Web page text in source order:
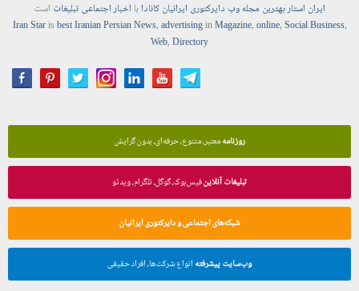
ایران استاربهترین مجلهوب دایرکتوری ایرانیان کانادابا اخباراجتماعیتبلیغات است
Iran Starisbest Iranian PersianNews,advertisinginMagazine,online,Social Business,
Web,Directory
روزنامهمعتبر، متنوع، حرفه‌ای، بدون گرایش
تبلیغات آنلاینفیس‌بوک، گوگل، تلگرام، ویدئو
شبکه‌های اجتماعی و دایرکتوری ایرانیان
وب‌سایت پیشرفته انواع شرکت‌ها، افراد حقیقی